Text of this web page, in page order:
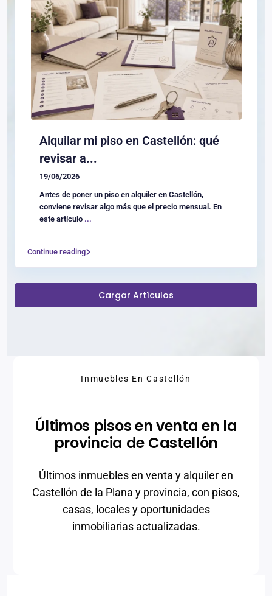
Alquilar mi piso en Castellón: qué
revisar a...
19/06/2026
Antes de poner un piso en alquiler en Castellón,
conviene revisar algo más que el precio mensual. En
este artículo ...
Continue reading
Cargar Artículos
Inmuebles En Castellón
Últimos pisos en venta en la
provincia de Castellón
Últimos inmuebles en venta y alquiler en
Castellón de la Plana y provincia, con pisos,
casas, locales y oportunidades
inmobiliarias actualizadas.